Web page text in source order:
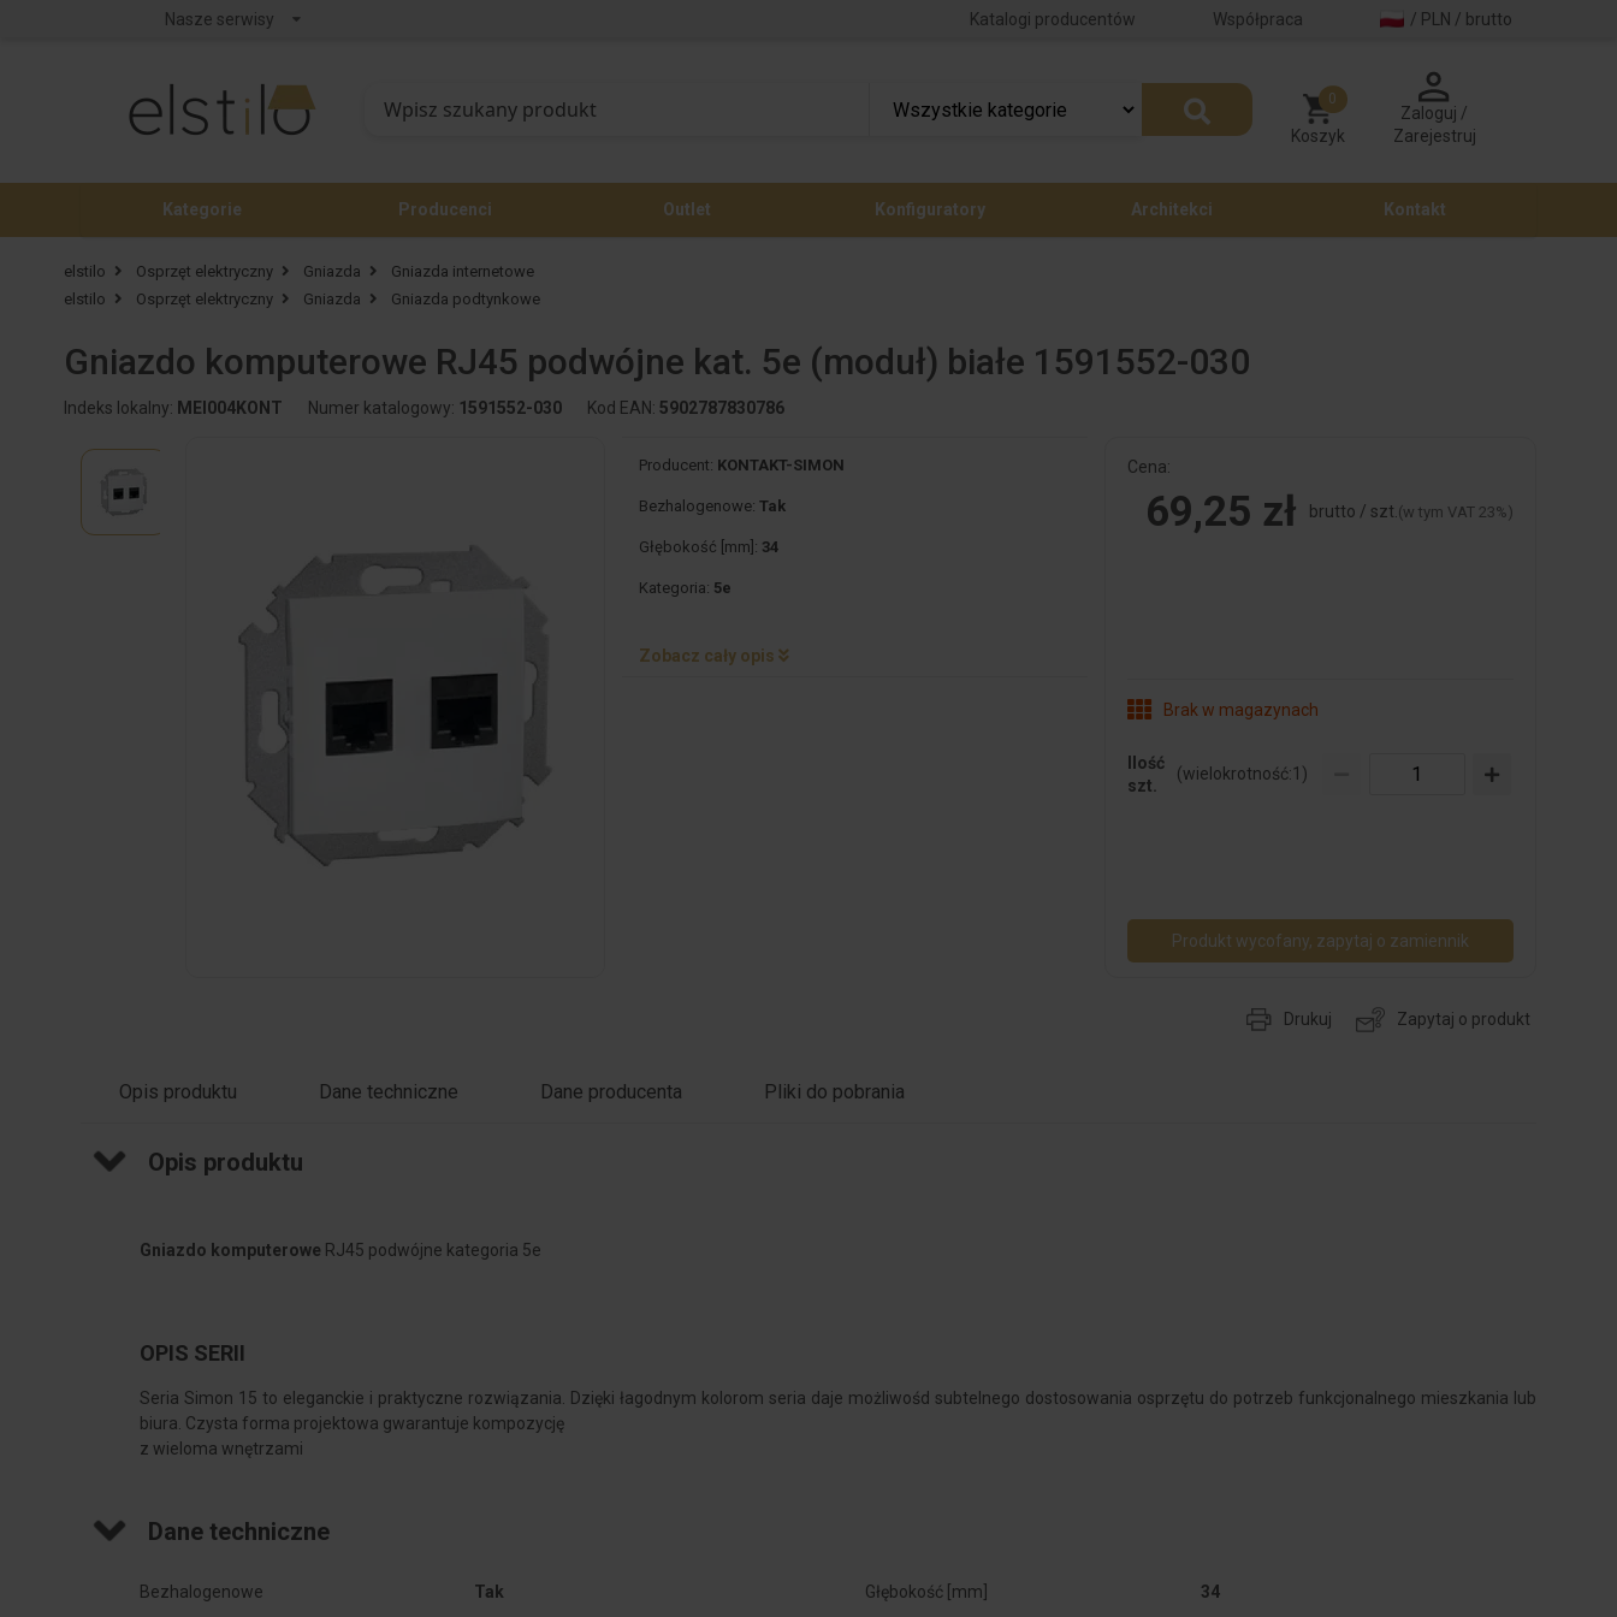
Nasze serwisy Katalogi producentów Współpraca / PLN / brutto
Koszyk
0
Zaloguj /
Zarejestruj
Kategorie Producenci Outlet Konfiguratory Architekci Kontakt
elstilo Osprzęt elektryczny Gniazda
Gniazda internetowe
elstilo
Osprzęt elektryczny Gniazda Gniazda podtynkowe
Gniazdo komputerowe RJ45 podwójne kat. 5e (moduł) białe 1591552-030
Indeks lokalny: MEI004KONT Numer katalogowy: 1591552-030 Kod EAN:5902787830786
Producent: KONTAKT-SIMON
Bezhalogenowe:Tak
Głębokość [mm]: 34
Kategoria: 5e
Zobacz cały opis
Cena:
69,25 zł brutto / szt.(w tym VAT 23%)
Brak w magazynach
Ilość
szt.
(wielokrotność:1 )
Produkt wycofany, zapytaj o zamiennik
Drukuj Zapytaj o produkt
Opis produktu Dane techniczne Dane producenta Pliki do pobrania
Opis produktu
Gniazdo komputerowe RJ45 podwójne kategoria 5e
OPIS SERII
Seria Simon 15 to eleganckie i praktyczne rozwiązania. Dzięki łagodnym kolorom seria daje możliwośd subtelnego dostosowania osprzętu do potrzeb funkcjonalnego mieszkania lub
biura. Czysta forma projektowa gwarantuje kompozycję
z wieloma wnętrzami
Dane techniczne
Bezhalogenowe Tak Głębokość [mm] 34